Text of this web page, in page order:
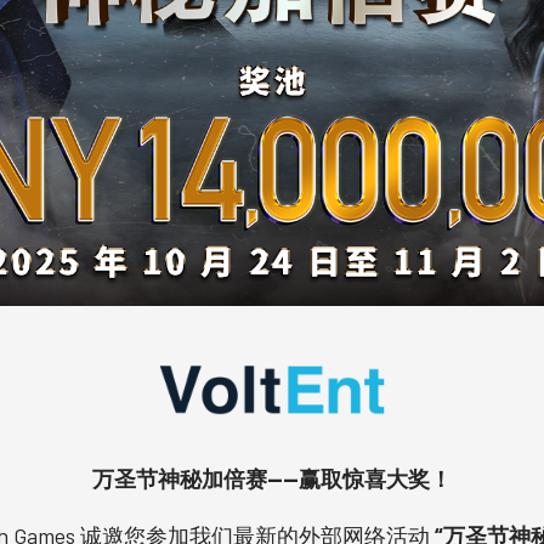
万圣节神秘加倍赛——赢取惊喜大奖！
Games 诚邀您参加我们最新的外部网络活动 “万圣节神